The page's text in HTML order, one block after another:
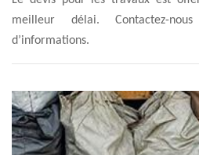
meilleur délai. Contactez-
d’informations.